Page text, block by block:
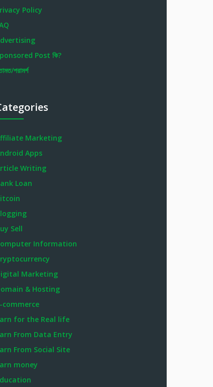
Policy
Post কি?
পরামর্শ
Marketing
Apps
Writing
Loan
Sell
Information
Marketing
& Hosting
commerce
for the Real life
From Data Entry
From Social Site
money